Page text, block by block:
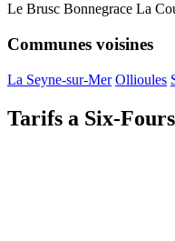
Le Brusc Bonnegrace La
Communes voisines
La Seyne-sur-Mer Ollioules
Tarifs a Six-